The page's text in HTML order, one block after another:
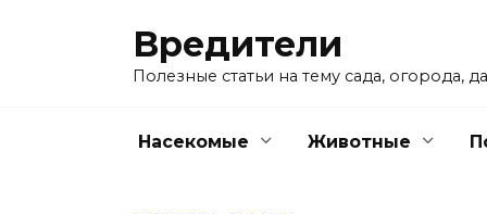
Вредители
Полезные статьи на тему сада, огорода,
Насекомые Животные